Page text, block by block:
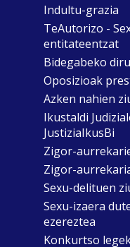
Indultu-grazia
TeAutorizo -
entitateentzat
Bidegabeko
Oposizioak
Azken nahien
Ikustaldi
JustiziaIkusBi
Zigor-
Zigor-
Sexu-delituen
Sexu-izaera
ezereztea
Konkurtso